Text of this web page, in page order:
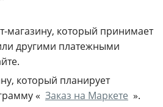
магазину, который принимает
другими платежными
который планирует
« Заказ на Маркете ».